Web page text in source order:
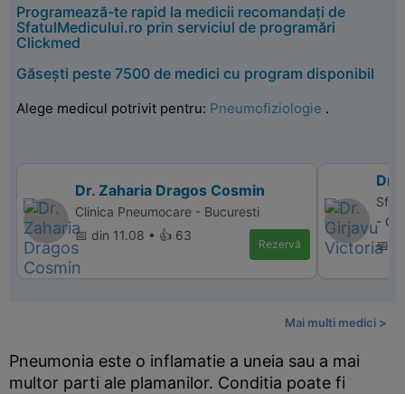
Programează-te rapid la medicii recomandați de
SfatulMedicului.ro prin serviciul de programări
Clickmed
Găsești peste 7500 de medici cu program disponibil
Alege medicul potrivit pentru: Pneumofiziologie .
Dr. Zaharia Dragos Cosmin
Clinica Pneumocare - Bucuresti
📅 din 11.08 • 👍 63
Rezervă
Dr.
-
📅
Mai multi medici >
Pneumonia este o inflamatie a uneia sau a mai
multor parti ale plamanilor. Conditia poate fi